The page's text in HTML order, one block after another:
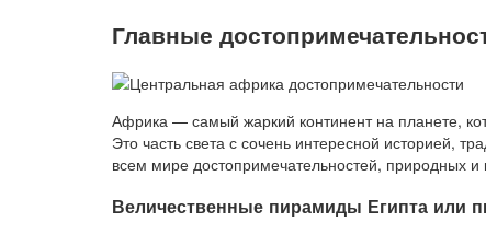
Главные
Африка — самый жаркий континент на планете,
Это часть света с сочень интересной историей,
всем мире достопримечательностей, природных и
Величественные пирамиды Египта или